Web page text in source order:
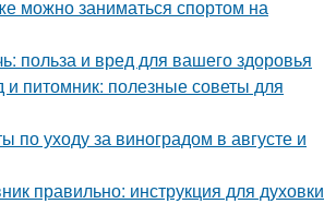
можно заниматься спортом на
польза и вред для вашего здоровья
питомник: полезные советы для
по уходу за виноградом в августе и
правильно: инструкция для духовки